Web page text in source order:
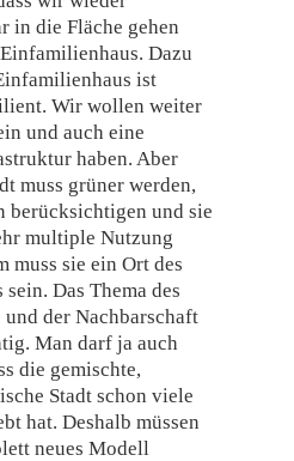
in die Fläche gehen
Dazu
ist
Wir wollen weiter
und auch eine
haben. Aber
muss grüner werden,
berücksichtigen und sie
multiple Nutzung
muss sie ein Ort des
Das Thema des
der Nachbarschaft
Man darf ja auch
die gemischte,
Stadt schon viele
hat. Deshalb müssen
neues Modell